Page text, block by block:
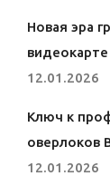
Новая эра
видеокарте
12.01.2026
Ключ к
оверлоков
12.01.2026